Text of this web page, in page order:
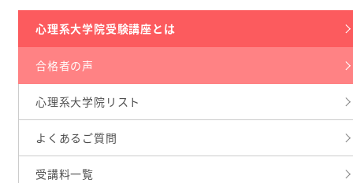
心理系大学院受験講座とは
合格者の声
心理系大学院リスト
よくあるご質問
受講料一覧